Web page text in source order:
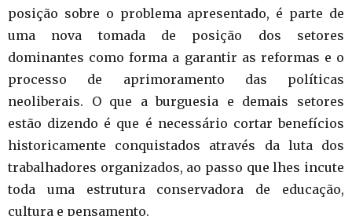
posição sobre o problema apresentado, é parte de
uma nova tomada de posição dos setores
dominantes como forma a garantir as reformas e o
processo de aprimoramento das políticas
neoliberais. O que a burguesia e demais setores
estão dizendo é que é necessário cortar benefícios
historicamente conquistados através da luta dos
trabalhadores organizados, ao passo que lhes incute
toda uma estrutura conservadora de educação,
cultura e pensamento.